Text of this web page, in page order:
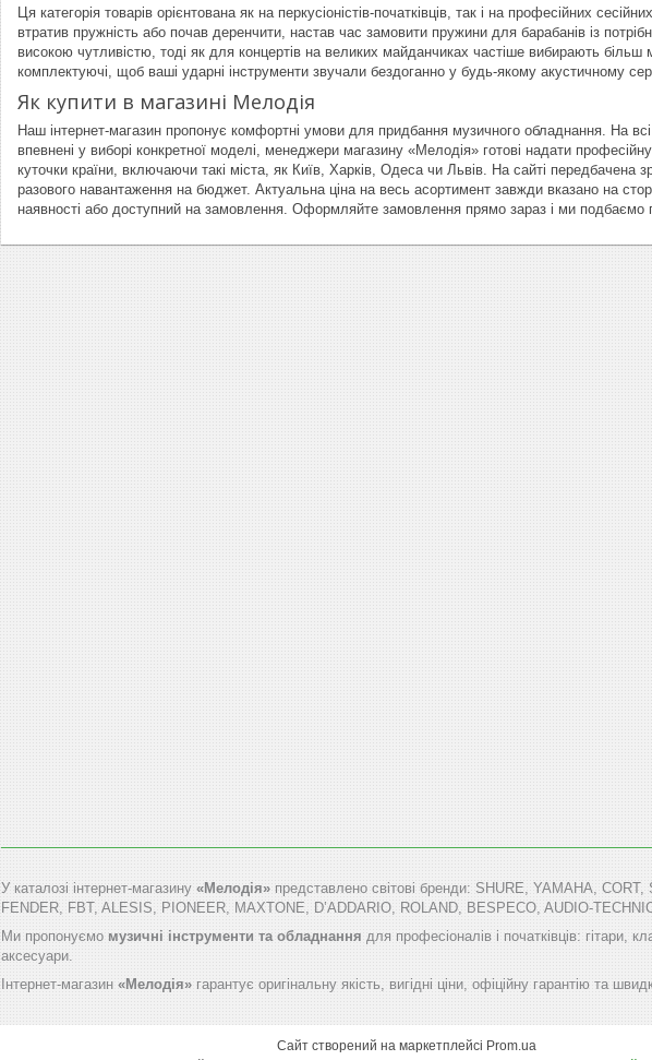
Ця категорія товарів орієнтована як на перкусіоністів-початківців, так і на професійних
втратив пружність або почав деренчити, настав час замовити пружини для барабанів із
високою чутливістю, тоді як для концертів на великих майданчиках частіше вибирають більш
комплектуючі, щоб ваші ударні інструменти звучали бездоганно у будь-якому акустичному
Як купити в магазині Мелодія
Наш інтернет-магазин пропонує комфортні умови для придбання музичного обладнання. На
впевнені у виборі конкретної моделі, менеджери магазину «Мелодія» готові надати
куточки країни, включаючи такі міста, як Київ, Харків, Одеса чи Львів. На сайті передбачена
разового навантаження на бюджет. Актуальна ціна на весь асортимент завжди вказано на
наявності або доступний на замовлення. Оформляйте замовлення прямо зараз і ми
У каталозі інтернет-магазину «Мелодія» представлено світові бренди: SHURE, YAMAHA,
FENDER, FBT, ALESIS, PIONEER, MAXTONE, D’ADDARIO, ROLAND, BESPECO, AUDIO-
Ми пропонуємо музичні інструменти та обладнання для професіоналів і початківців: гітари,
аксесуари.
Інтернет-магазин «Мелодія» гарантує оригінальну якість, вигідні ціни, офіційну гарантію та
Сайт створений на маркетплейсі Prom.ua